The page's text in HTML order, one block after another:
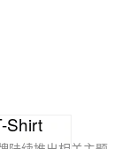
Shirt